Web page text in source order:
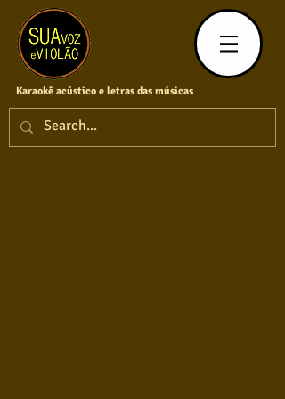
Karaokê acústico e letras das músicas